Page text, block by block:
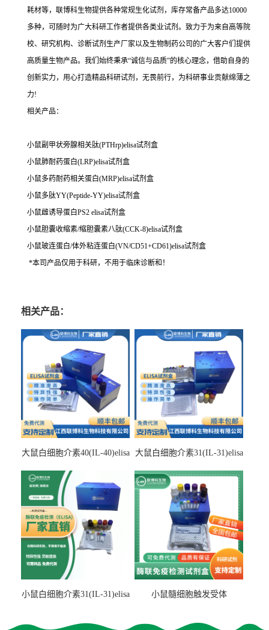
耗材等，联博科生物提供各种常规生化试剂，库存常备产品多达10000
多种，可随时为广大科研工作者提供各类业试剂。致力于为来自高等院
校、研究机构、诊断试剂生产厂家以及生物制药公司的广大客户们提供
高质量生物产品。我们始终秉承“诚信与品质”的核心理念，借助自身的
创新实力，用心打造精品科研试剂，无畏前行，为科研事业贡献绵薄之
力!
相关产品：
小鼠副甲状旁腺相关肽(PTHrp)elisa试剂盒
小鼠肺耐药蛋白(LRP)elisa试剂盒
小鼠多药耐药相关蛋白(MRP)elisa试剂盒
小鼠多肽YY(Peptide-YY)elisa试剂盒
小鼠雌诱导蛋白PS2 elisa试剂盒
小鼠胆囊收缩素/缩胆囊素八肽(CCK-8)elisa试剂盒
小鼠玻连蛋白/体外粘连蛋白(VN/CD51+CD61)elisa试剂盒
*本司产品仅用于科研，不用于临床诊断和！
相关产品：
大鼠白细胞介素40(IL-40)elisa
大鼠白细胞介素31(IL-31)elisa
小鼠白细胞介素31(IL-31)elisa
小鼠髓细胞触发受体